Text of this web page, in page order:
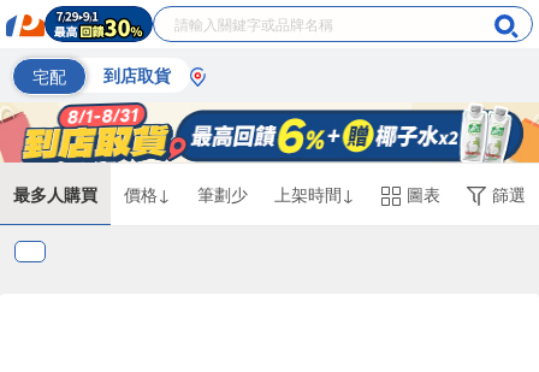
宅配 到店取貨
最多人購買 價格↓ 筆劃少 上架時間↓ 圖表 篩選